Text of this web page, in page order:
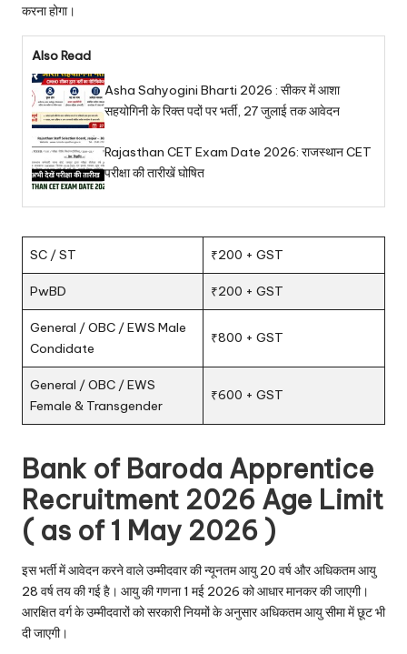
करना होगा।
Also Read
Asha Sahyogini Bharti 2026 : सीकर में आशा
सहयोगिनी के रिक्त पदों पर भर्ती, 27 जुलाई तक आवेदन
Rajasthan CET Exam Date 2026: राजस्थान CET
परीक्षा की तारीखें घोषित
SC / ST ₹200 + GST
PwBD ₹200 + GST
General / OBC / EWS Male
Condidate
₹800 + GST
General / OBC / EWS
Female & Transgender
₹600 + GST
Bank of Baroda Apprentice
Recruitment 2026 Age Limit
( as of 1 May 2026 )
इस भर्ती में आवेदन करने वाले उम्मीदवार की न्यूनतम आयु 20 वर्ष और अधिकतम आयु
28 वर्ष तय की गई है। आयु की गणना 1 मई 2026 को आधार मानकर की जाएगी।
आरक्षित वर्ग के उम्मीदवारों को सरकारी नियमों के अनुसार अधिकतम आयु सीमा में छूट भी
दी जाएगी।